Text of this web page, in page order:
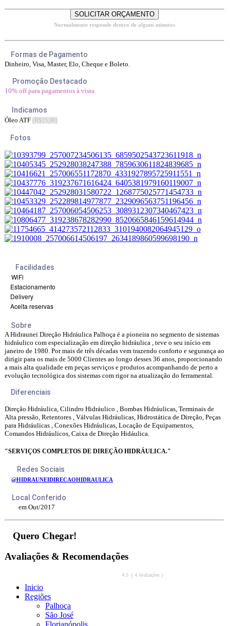
Normalmente responde dentro de alguns minutos
Formas de Pagamento
Dinheiro, Visa, Master, Elo, Cheque e Boleto.
Promoção Destacado
10% off para pagamentos à vista
Indicamos
Óleo ATF (R$15,00)
Fotos
Facilidades
WiFi
Estacionamento
Delivery
Aceita reservas
Sobre
A Hidraunei Direção Hidráulica Palhoça é a pioneira no segmento de sistemas
hidráulico com especialização em direção hidráulica , teve o seu início em
janeiro de 1980. Por mais de três décadas vem trazendo conforto e segurança ao
dirigir para os mais de 5000 Clientes ao longo desses 36 anos, proporcionando
a mais alta qualidade em peças serviços e produtos acompanhando de perto a
evolução tecnológica dos sistemas com rigor na atualização do ferramental.
Diferenciais
Direção Hidráulica, Cilindro Hidráulico , Bombas Hidráulicas, Terminais de
Alta pressão, Retentores , Válvulas Hidráulicas, Hidrostática de Direção, Peças
para Hidráulicas , Conexões Hidráulicas, Locação de Equipamentos,
Comandos Hidráulicos, Caixa de Direção Hidáulica.
"SERVIÇOS COMPLETOS DE DIREÇÃO HIDRÁULICA."
Redes Sociais
@HIDRAUNEIDIRECAOHIDRAULICA
Local Conferido
em Out/2017
Quero Chegar!
Avaliações & Recomendações
4.5 ( 4 Avaliações )
Inicio
Regiões
Palhoça
São José